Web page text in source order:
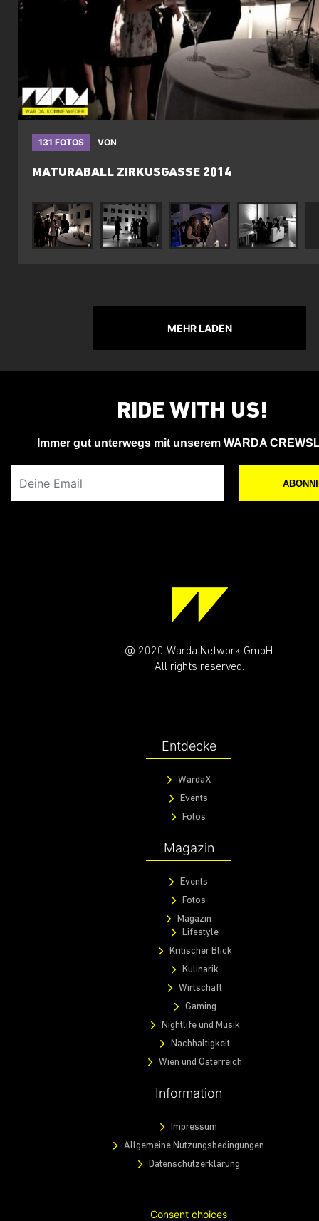
131 FOTOS VON
MATURABALL ZIRKUSGASSE 2014
MEHR LADEN
RIDE WITH US!
Immer gut unterwegs mit unserem WARDA
@ 2020 Warda Network GmbH.
All rights reserved.
Entdecke
WardaX
Events
Fotos
Magazin
Events
Fotos
Magazin
Lifestyle
Kritischer Blick
Kulinarik
Wirtschaft
Gaming
Nightlife und Musik
Nachhaltigkeit
Wien und Österreich
Information
Impressum
Allgemeine Nutzungsbedingungen
Datenschutzerklärung
Consent choices